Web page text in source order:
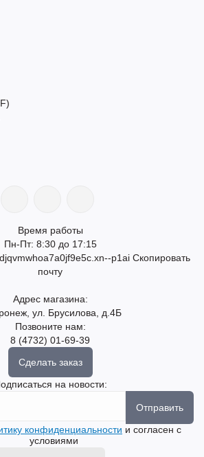
Время работы
Пн-Пт: 8:30 до 17:15
p1ai Скопировать
почту
Адрес магазина:
ул. Брусилова, д.4Б
Позвоните нам:
8 (4732) 01-69-39
Сделать заказ
на новости:
Отправить
конфиденциальности и согласен с
условиями